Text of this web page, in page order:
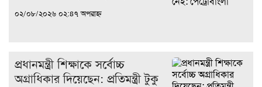
০২/০৮/২০২৬ ০২:৪৭ অপরাহ্ন
প্রধানমন্ত্রী শিক্ষাকে সর্বোচ্চ
অগ্রাধিকার দিয়েছেন: প্রতিমন্ত্রী টুকু